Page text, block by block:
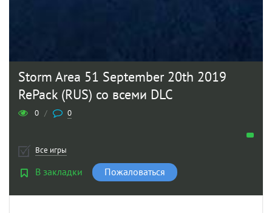
Storm Area 51 September 20th 2019
RePack (RUS) со всеми DLC
0 / 0
Все игры
В закладки Пожаловаться